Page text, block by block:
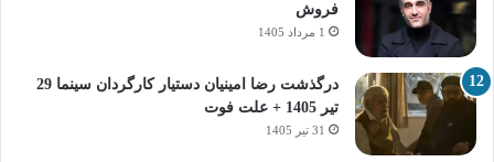
فروش
1 مرداد 1405
درگذشت رضا امینیان دستیار کارگردان سینما 29
تیر 1405 + علت فوت
31 تیر 1405